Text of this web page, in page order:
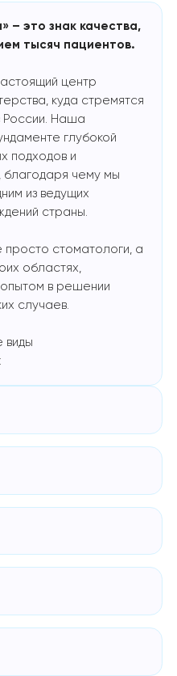
– это знак качества,
тысяч пациентов.
центр
куда стремятся
России. Наша
глубокой
подходов и
благодаря чему мы
из ведущих
страны.
просто стоматологи, а
областях,
в решении
случаев.
виды